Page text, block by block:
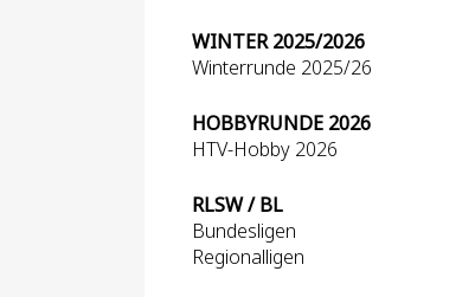
WINTER 2025/2026
Winterrunde 2025/26
HOBBYRUNDE 2026
HTV-Hobby 2026
RLSW / BL
Bundesligen
Regionalligen